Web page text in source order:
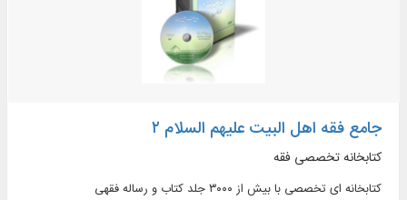
جامع فقه اهل البیت علیهم السلام ۲
کتابخانه تخصصی فقه
کتابخانه ای تخصصی با بیش از ۳۰۰۰ جلد کتاب و رساله فقهی